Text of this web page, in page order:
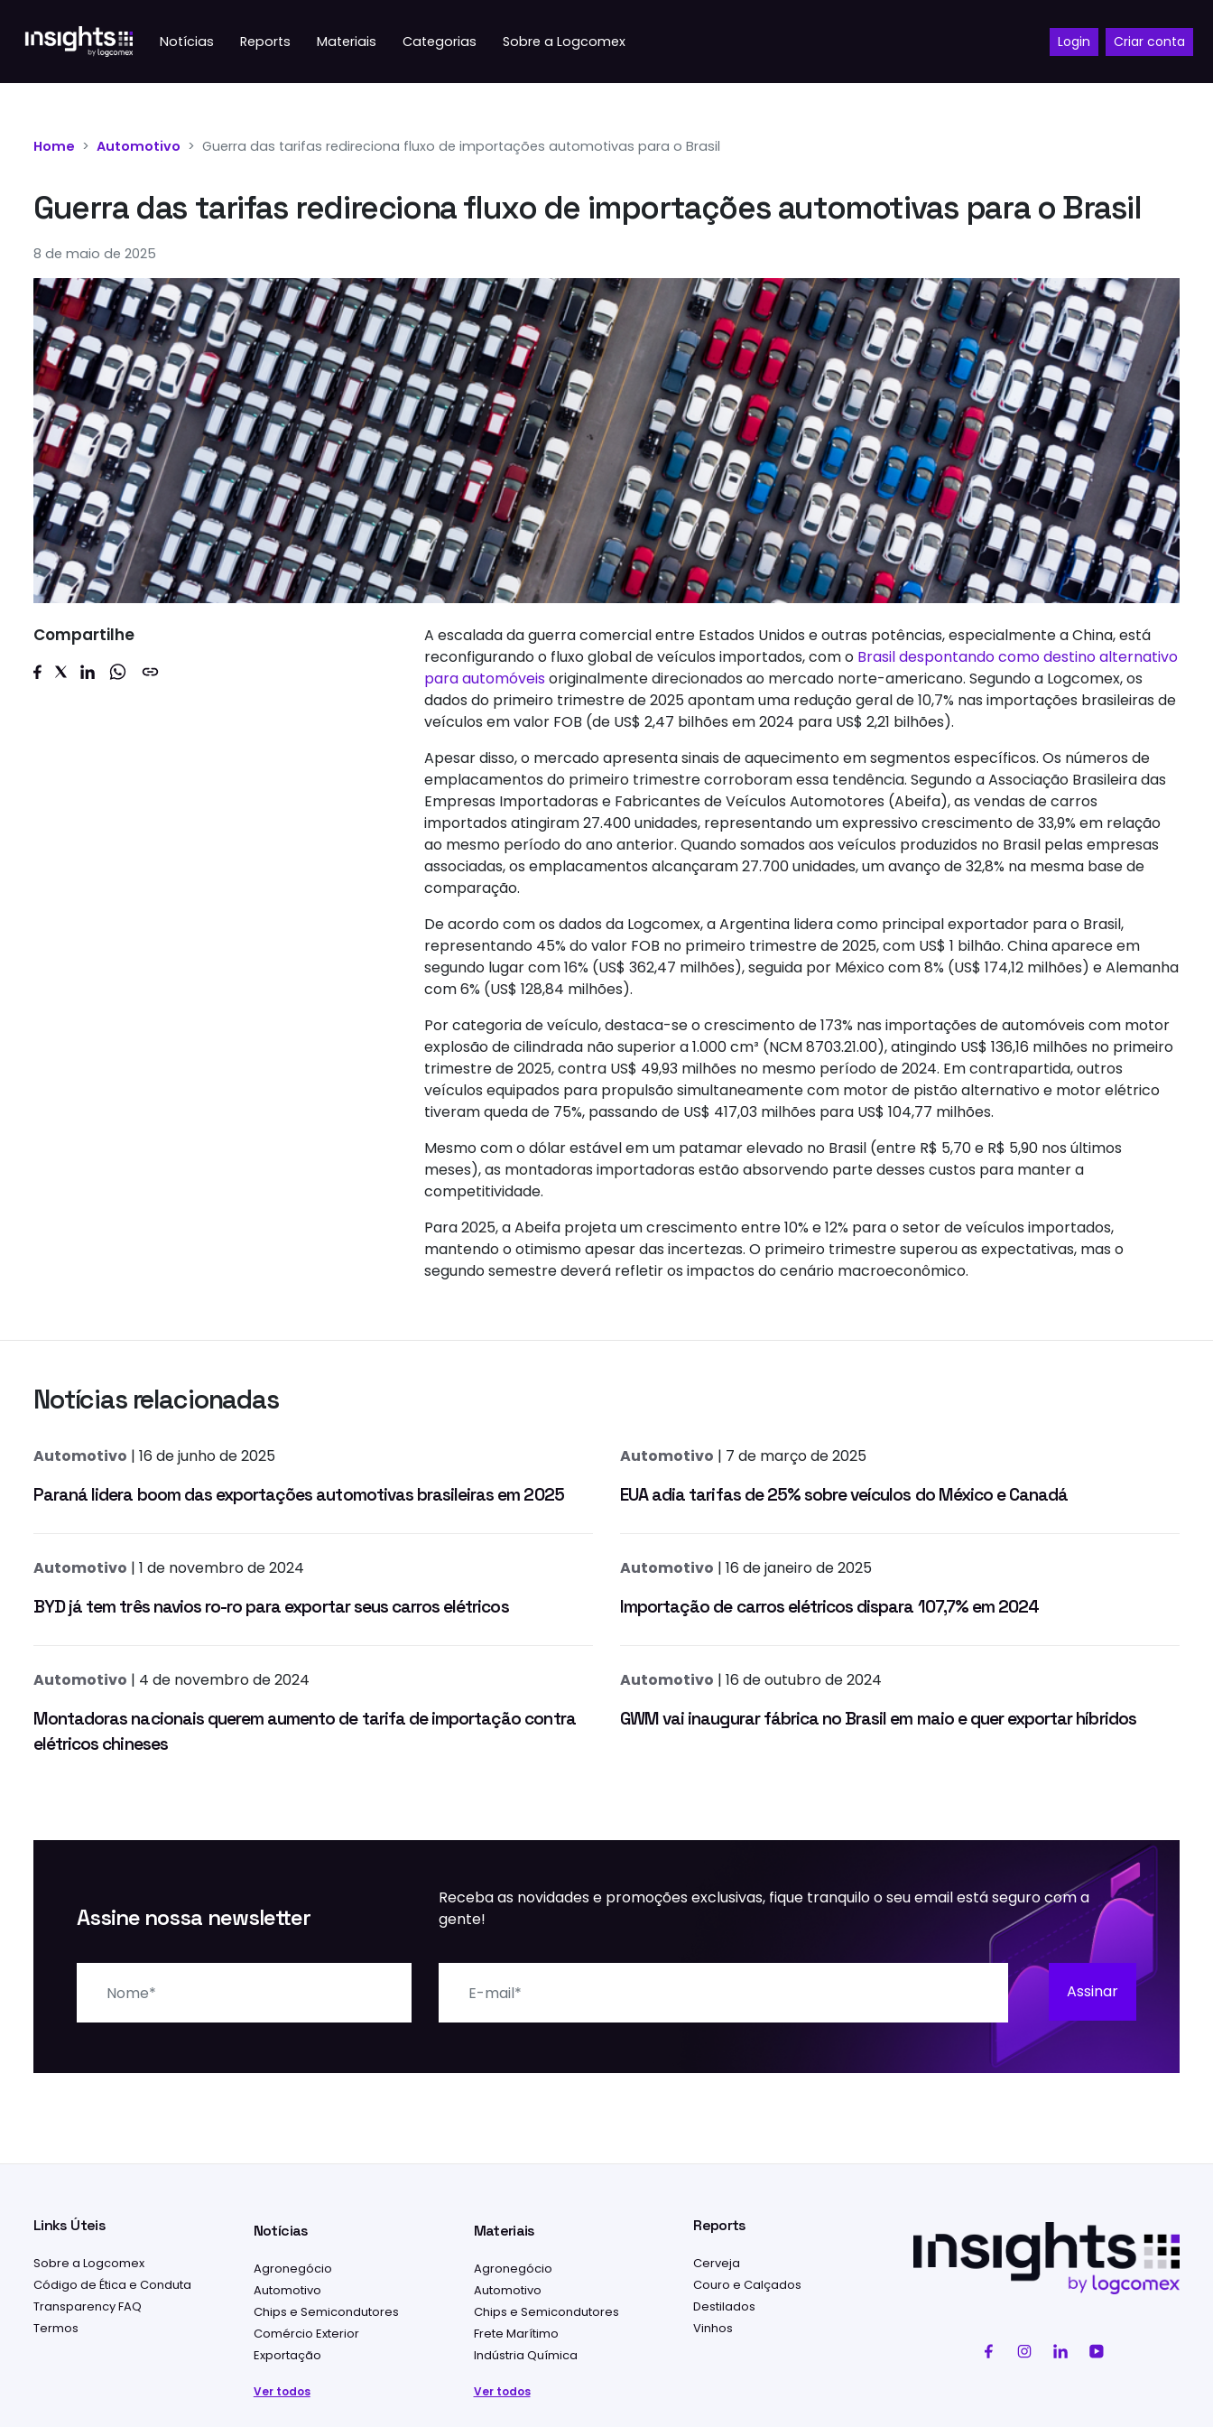
Notícias Reports Materiais Categorias Sobre a Logcomex Login Criar conta
Home Automotivo Guerra das tarifas redireciona fluxo de importações automotivas para o Brasil
Guerra das tarifas redireciona fluxo de importações automotivas para o Brasil
8 de maio de 2025
Compartilhe
A escalada da guerra comercial entre Estados Unidos e outras potências, especialmente a China, está
reconfigurando o fluxo global de veículos importados, com o Brasil despontando como destino alternativo
para automóveisoriginalmente direcionados ao mercado norte-americano. Segundo a Logcomex, os
dados do primeiro trimestre de 2025 apontam uma redução geral de 10,7% nas importações brasileiras de
veículos em valor FOB (de US$ 2,47 bilhões em 2024 para US$ 2,21 bilhões).
Apesar disso, o mercado apresenta sinais de aquecimento em segmentos específicos. Os números de
emplacamentos do primeiro trimestre corroboram essa tendência. Segundo a Associação Brasileira das
Empresas Importadoras e Fabricantes de Veículos Automotores (Abeifa), as vendas de carros
importados atingiram 27.400 unidades, representando um expressivo crescimento de 33,9% em relação
ao mesmo período do ano anterior. Quando somados aos veículos produzidos no Brasil pelas empresas
associadas, os emplacamentos alcançaram 27.700 unidades, um avanço de 32,8% na mesma base de
comparação.
De acordo com os dados da Logcomex, a Argentina lidera como principal exportador para o Brasil,
representando 45% do valor FOB no primeiro trimestre de 2025, com US$ 1 bilhão. China aparece em
segundo lugar com 16% (US$ 362,47 milhões), seguida por México com 8% (US$ 174,12 milhões) e Alemanha
com 6% (US$ 128,84 milhões).
Por categoria de veículo, destaca-se o crescimento de 173% nas importações de automóveis com motor
explosão de cilindrada não superior a 1.000 cm³ (NCM 8703.21.00), atingindo US$ 136,16 milhões no primeiro
trimestre de 2025, contra US$ 49,93 milhões no mesmo período de 2024. Em contrapartida, outros
veículos equipados para propulsão simultaneamente com motor de pistão alternativo e motor elétrico
tiveram queda de 75%, passando de US$ 417,03 milhões para US$ 104,77 milhões.
Mesmo com o dólar estável em um patamar elevado no Brasil (entre R$ 5,70 e R$ 5,90 nos últimos
meses), as montadoras importadoras estão absorvendo parte desses custos para manter a
competitividade.
Para 2025, a Abeifa projeta um crescimento entre 10% e 12% para o setor de veículos importados,
mantendo o otimismo apesar das incertezas. O primeiro trimestre superou as expectativas, mas o
segundo semestre deverá refletir os impactos do cenário macroeconômico.
Notícias relacionadas
Automotivo | 16 de junho de 2025
Paraná lidera boom das exportações automotivas brasileiras em 2025
Automotivo | 1 de novembro de 2024
BYD já tem três navios ro-ro para exportar seus carros elétricos
Automotivo | 4 de novembro de 2024
Montadoras nacionais querem aumento de tarifa de importação contra
elétricos chineses
Automotivo | 7 de março de 2025
EUA adia tarifas de 25% sobre veículos do México e Canadá
Automotivo | 16 de janeiro de 2025
Importação de carros elétricos dispara 107,7% em 2024
Automotivo | 16 de outubro de 2024
GWM vai inaugurar fábrica no Brasil em maio e quer exportar híbridos
Assine nossa newsletter
Receba as novidades e promoções exclusivas, fique tranquilo o seu email está seguro com a
gente!
Assinar
Links Úteis
Sobre a Logcomex
Código de Ética e Conduta
Transparency FAQ
Termos
Notícias
Agronegócio
Automotivo
Chips e Semicondutores
Comércio Exterior
Exportação
Ver todos
Materiais
Agronegócio
Automotivo
Chips e Semicondutores
Frete Marítimo
Indústria Química
Ver todos
Reports
Cerveja
Couro e Calçados
Destilados
Vinhos